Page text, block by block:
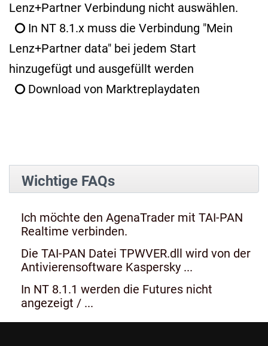
Lenz+Partner Verbindung nicht auswählen.
In NT 8.1.x muss die Verbindung "Mein
Lenz+Partner data" bei jedem Start
hinzugefügt und ausgefüllt werden
Download von Marktreplaydaten
Wichtige FAQs
Ich möchte den AgenaTrader mit TAI-PAN
Realtime verbinden.
Die TAI-PAN Datei TPWVER.dll wird von der
Antivierensoftware Kaspersky ...
In NT 8.1.1 werden die Futures nicht
angezeigt / ...